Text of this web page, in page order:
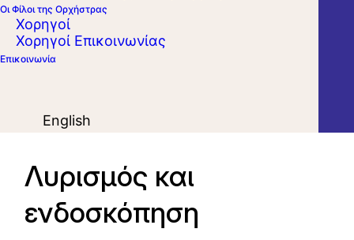
Οι Φίλοι της Ορχήστρας
Χορηγοί
Χορηγοί Επικοινωνίας
Επικοινωνία
English
Λυρισμός και
ενδοσκόπηση